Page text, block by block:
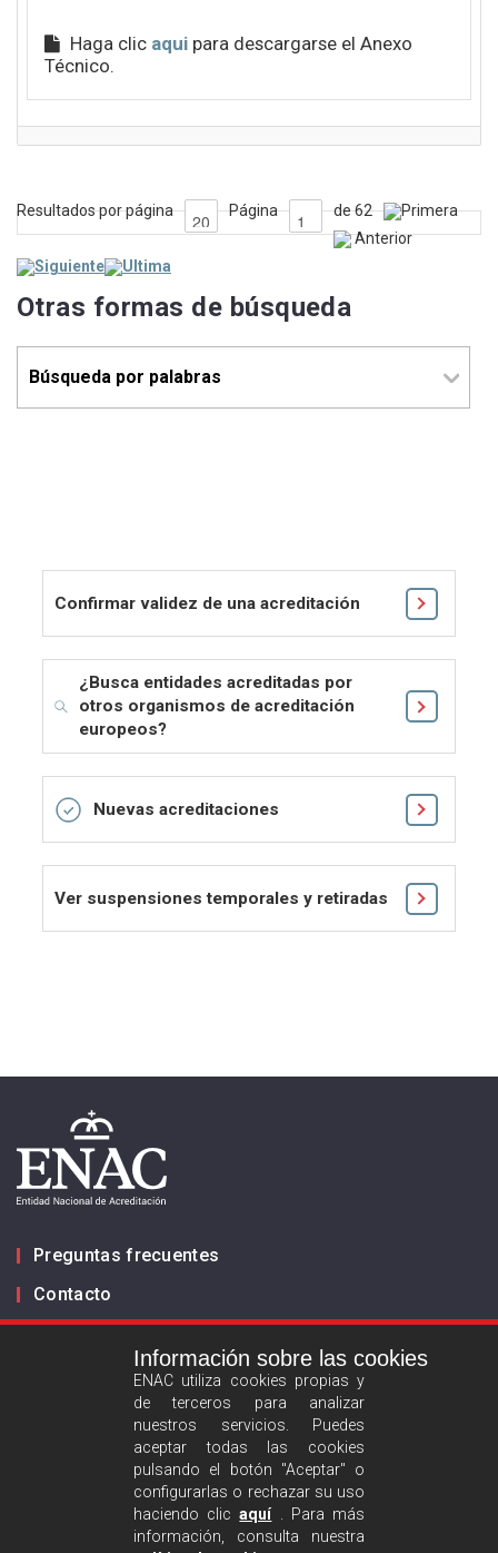
Haga clic aqui para descargarse el Anexo
Técnico.
Resultados por página Página de 62
Primera
Anterior
Siguiente
Ultima
Otras formas de búsqueda
Confirmar validez de una acreditación
¿Busca entidades acreditadas por
otros organismos de acreditación
europeos?
Nuevas acreditaciones
Ver suspensiones temporales y retiradas
Preguntas frecuentes
Contacto
Política de privacidad
Información sobre las cookies
ENAC utiliza cookies propias y
de terceros para analizar
nuestros servicios. Puedes
aceptar todas las cookies
pulsando el botón "Aceptar" o
configurarlas o rechazar su uso
haciendo clicaquí. Para más
información, consulta nuestra